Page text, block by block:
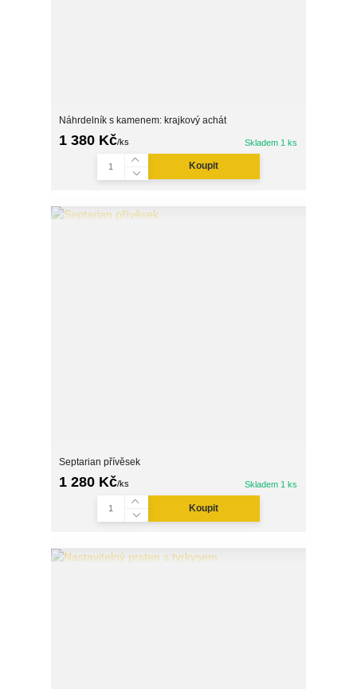
Náhrdelník s kamenem: krajkový achát
1 380 Kč/ks Skladem 1 ks
Koupit
Septarian přívěsek
1 280 Kč/ks Skladem 1 ks
Koupit